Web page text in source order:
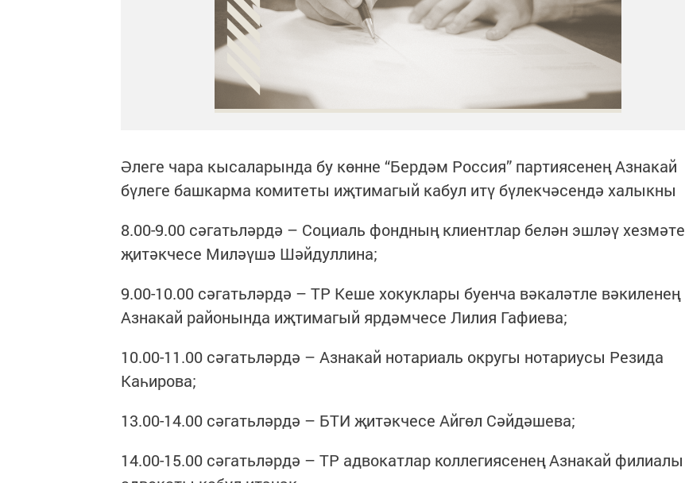
Әлеге чара кысаларында бу көнне “Бердәм Россия” партиясенең Азнакай
бүлеге башкарма комитеты иҗтимагый кабул итү бүлекчәсендә халыкны
8.00-9.00 сәгатьләрдә – Социаль фондның клиентлар белән эшләү хезмәте
җитәкчесе Миләүшә Шәйдуллина;
9.00-10.00 сәгатьләрдә – ТР Кеше хокуклары буенча вәкаләтле вәкиленең
Азнакай районында иҗтимагый ярдәмчесе Лилия Гафиева;
10.00-11.00 сәгатьләрдә – Азнакай нотариаль округы нотариусы Резида
Каһирова;
13.00-14.00 сәгатьләрдә – БТИ җитәкчесе Айгөл Сәйдәшева;
14.00-15.00 сәгатьләрдә – ТР адвокатлар коллегиясенең Азнакай филиалы